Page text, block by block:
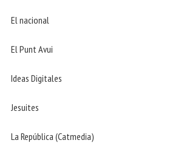
El nacional
El Punt Avui
Ideas Digitales
Jesuites
La República (Catmedia)